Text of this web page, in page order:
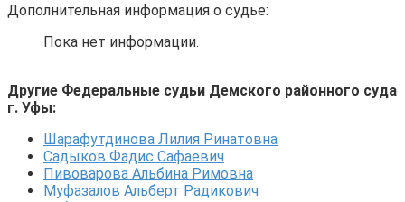
Дополнительная информация о судье:
Пока нет информации.
Другие Федеральные судьи Демского районного суда
г. Уфы:
Шарафутдинова Лилия Ринатовна
Садыков Фадис Сафаевич
Пивоварова Альбина Римовна
Муфазалов Альберт Радикович